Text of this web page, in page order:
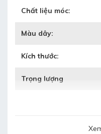
mẫu
• Bảo hành: 3
bị hỏng
• Bảo quản:
Chất liệu móc:
Màu dây:
Kích thước:
Trọng lượng